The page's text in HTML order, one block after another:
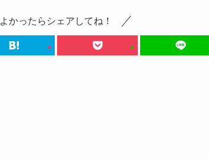
よかったらシェアしてね！